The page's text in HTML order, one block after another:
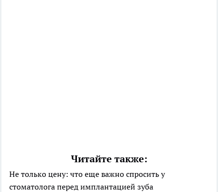
Читайте также:
Не только цену: что еще важно спросить у
стоматолога перед имплантацией зуба